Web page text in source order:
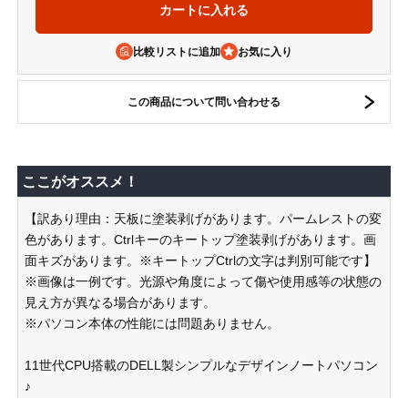
比較リストに追加
この商品について問い合わせる
ここがオススメ！
【訳あり理由：天板に塗装剥げがあります。パームレストの変
色があります。Ctrlキーのキートップ塗装剥げがあります。画
面キズがあります。※キートップCtrlの文字は判別可能です】
※画像は一例です。光源や角度によって傷や使用感等の状態の
見え方が異なる場合があります。
※パソコン本体の性能には問題ありません。
11世代CPU搭載のDELL製シンプルなデザインノートパソコン
♪